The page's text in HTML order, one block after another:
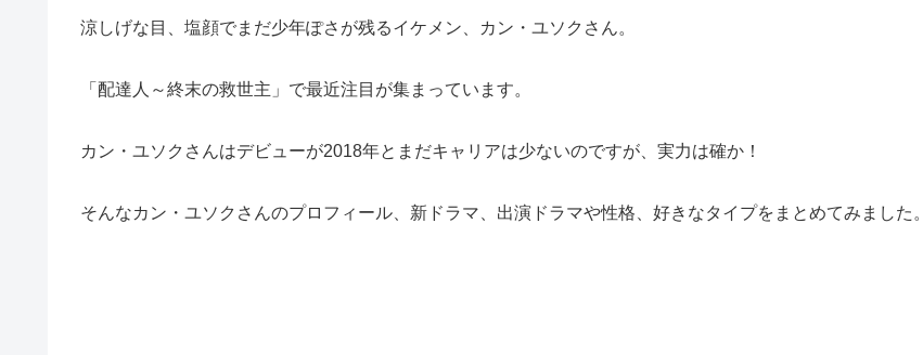
涼しげな目、塩顔でまだ少年ぽさが残るイケメン、カン・ユソクさん。
「配達人～終末の救世主」で最近注目が集まっています。
カン・ユソクさんはデビューが2018年とまだキャリアは少ないのですが、実力は確か！
そんなカン・ユソクさんのプロフィール、新ドラマ、出演ドラマや性格、好きなタイプをまとめてみました。